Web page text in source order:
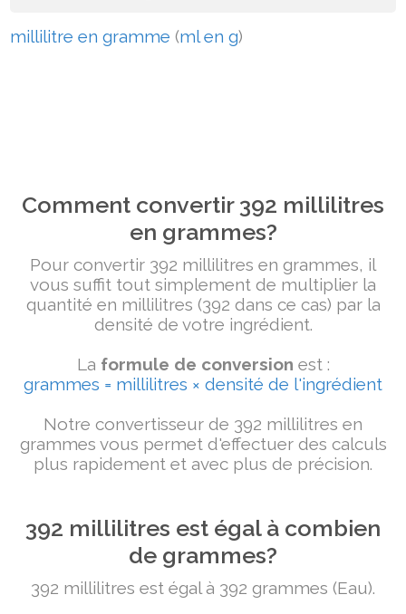
millilitre en gramme (ml en g)
Comment convertir 392 millilitres
en grammes?
Pour convertir 392 millilitres en grammes, il
vous suffit tout simplement de multiplier la
quantité en millilitres (392 dans ce cas) par la
densité de votre ingrédient.
La formule de conversion est :
grammes = millilitres × densité de l'ingrédient
Notre convertisseur de 392 millilitres en
grammes vous permet d'effectuer des calculs
plus rapidement et avec plus de précision.
392 millilitres est égal à combien
de grammes?
392 millilitres est égal à 392 grammes (Eau).